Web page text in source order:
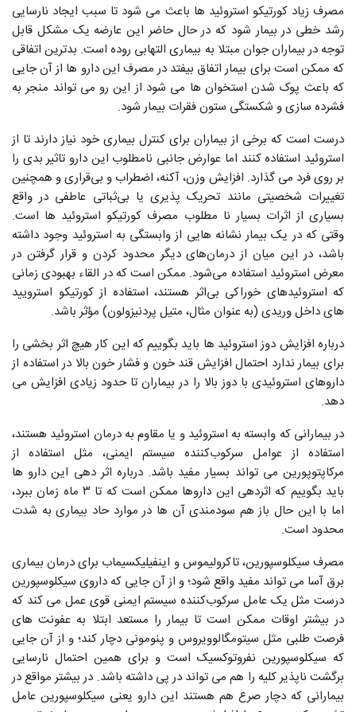
مصرف زیاد کورتیکو استروئید ها باعث می شود تا سبب ایجاد نارسایی
رشد خطی در بیمار شود که در حال حاضر این عارضه یک مشکل قابل
توجه در بیماران جوان مبتلا به بیماری التهابی روده است. بدترین اتفاقی
که ممکن است برای بیمار اتفاق بیفتد در مصرف این دارو ها از آن جایی
که باعث پوک شدن استخوان ها می شود از این رو می تواند منجر به
فشرده سازی و شکستگی ستون فقرات بیمار شود.
درست است که برخی از بیماران برای کنترل بیماری خود نیاز دارند تا از
استروئید استفاده کنند اما عوارض جانبی نامطلوب این دارو تاثیر بدی را
بر روی فرد می گذارد. افزایش وزن، آکنه، اضطراب و بی‌قراری و همچنین
تغییرات شخصیتی مانند تحریک پذیری یا بی‌ثباتی عاطفی در واقع
بسیاری از اثرات بسیار نا مطلوب مصرف کورتیکو استروئید ها است.
وقتی که در یک بیمار نشانه ‌هایی از وابستگی به استروئید وجود داشته
باشد، در این میان از درمان‌های دیگر محدود کردن و قرار گرفتن در
معرض استروئید استفاده می‌شود. ممکن است که در القاء بهبودی زمانی
که استروئید‌های خوراکی بی‌اثر هستند، استفاده از کورتیکو استرویید
های داخل وریدی (به عنوان مثال، متیل پردنیزولون) مؤثر باشد.
درباره افزایش دوز استروئید ها باید بگوییم که این کار هیچ اثر بخشی را
برای بیمار ندارد احتمال افزایش قند خون و فشار خون بالا در استفاده از
داروهای استروئیدی با دوز بالا را در بیماران تا حدود زیادی افزایش می‌
دهد.
در بیمارانی که وابسته به استروئید و یا مقاوم به درمان استروئید هستند،
استفاده از عوامل سرکوب‌کننده سیستم ایمنی، مثل استفاده از
مرکاپتوپورین می تواند بسیار مفید باشد. درباره اثر دهی این دارو ها
باید بگوییم که اثردهی این داروها ممکن است که تا ۳ ماه زمان ببرد،
اما با این حال باز هم سودمندی آن ‌ها در موارد حاد بیماری به شدت
محدود است.
مصرف سیکلوسپورین، تاکرولیموس و اینفیلیکسیماب برای درمان بیماری
برق آسا می تواند مفید واقع شود؛ و از آن جایی که داروی سیکلوسپورین
درست مثل یک عامل سرکوب‌کننده سیستم ایمنی قوی عمل می کند که
در بیشتر اوقات ممکن است تا بیمار را مستعد ابتلا به عفونت ‌های
فرصت طلبی مثل سیتومگالوویروس و پنومونی دچار کند؛ و از آن جایی
که سیکلوسپورین نفروتوکسیک است و برای همین احتمال نارسایی
برگشت ‌ناپذیر کلیه را هم می تواند در پی داشته باشد. در بیشتر مواقع در
بیمارانی که دچار صرع هم هستند این دارو یعنی سیکلوسپورین عامل